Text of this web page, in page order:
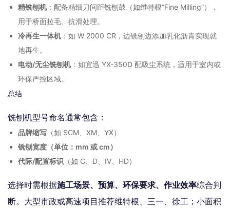
精铣刨机：配备精细刀间距铣刨鼓（如维特根“Fine Milling”），
用于桥面拉毛、抗滑处理。
冷再生一体机：如 W 2000 CR，边铣刨边添加乳化沥青实现就
地再生。
电动/无尘铣刨机：如宜迅 YX-350D 配吸尘系统，适用于室内或
环保严控区域。
总结
铣刨机型号命名通常包含：
品牌缩写 （如 SCM、XM、YX）
铣刨宽度（单位：mm 或 cm）
代际/配置标识 （如 C、D、IV、HD）
选择时需根据施工场景、预算、环保要求、作业效率综合判
断。大型市政或高速项目推荐维特根、三一、徐工；小面积